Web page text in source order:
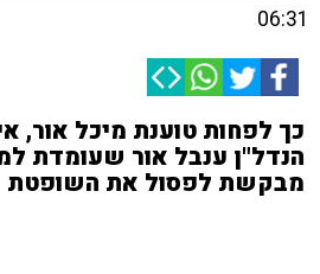
06:31
כך לפחות טוענת מיכל
הנדל"ן ענבל אור שעומדת
מבקשת לפסול את השופטת